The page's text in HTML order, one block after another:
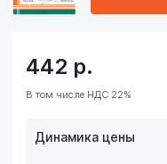
442 р.
В том числе НДС 22%
Динамика цены